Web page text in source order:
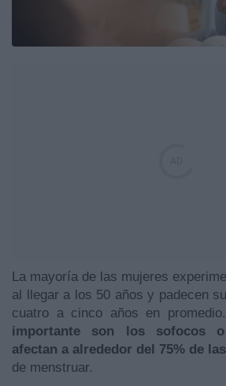
La mayoría de las mujeres
al llegar a los 50 años y padecen
cuatro a cinco años en promedio.
importante son los sofocos
afectan a alrededor del 75% de
de menstruar.